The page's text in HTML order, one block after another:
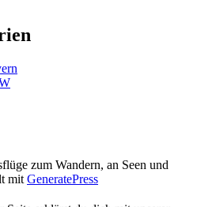
zum Wandern, an Seen und
mit GeneratePress